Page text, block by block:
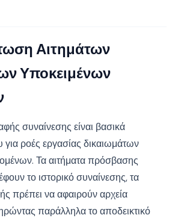
Αιτημάτων
Υποκειμένων
συναίνεσης είναι βασικά
για ροές εργασίας δικαιωμάτων
Τα αιτήματα πρόσβασης
το ιστορικό συναίνεσης, τα
πρέπει να αφαιρούν αρχεία
παράλληλα το αποδεικτικό